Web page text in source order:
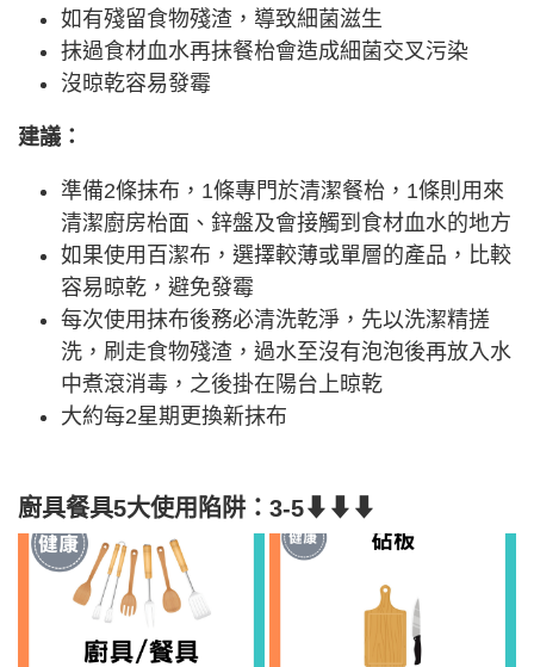
如有殘留食物殘渣，導致細菌滋生
抹過食材血水再抹餐枱會造成細菌交叉污染
沒晾乾容易發霉
建議：
準備2條抹布，1條專門於清潔餐枱，1條則用來
清潔廚房枱面、鋅盤及會接觸到食材血水的地方
如果使用百潔布，選擇較薄或單層的產品，比較
容易晾乾，避免發霉
每次使用抹布後務必清洗乾淨，先以洗潔精搓
洗，刷走食物殘渣，過水至沒有泡泡後再放入水
中煮滾消毒，之後掛在陽台上晾乾
大約每2星期更換新抹布
廚具餐具5大使用陷阱：3-5⬇⬇⬇